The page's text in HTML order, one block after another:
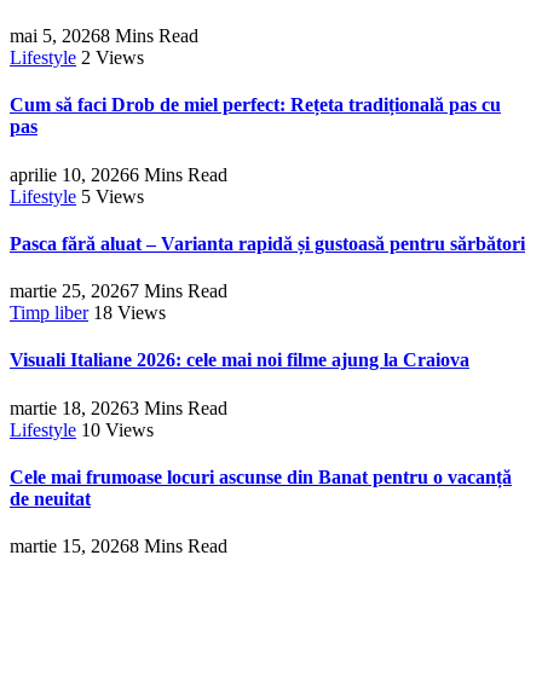
mai 5, 20268 Mins Read
Lifestyle 2 Views
Cum să faci Drob de miel perfect: Rețeta tradițională pas cu
pas
aprilie 10, 20266 Mins Read
Lifestyle 5 Views
Pasca fără aluat – Varianta rapidă și gustoasă pentru sărbători
martie 25, 20267 Mins Read
Timp liber 18 Views
Visuali Italiane 2026: cele mai noi filme ajung la Craiova
martie 18, 20263 Mins Read
Lifestyle 10 Views
Cele mai frumoase locuri ascunse din Banat pentru o vacanță
de neuitat
martie 15, 20268 Mins Read